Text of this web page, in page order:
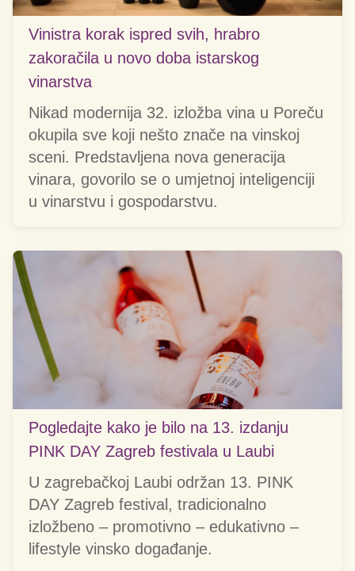
Vinistra korak ispred svih, hrabro
zakoračila u novo doba istarskog
vinarstva
Nikad modernija 32. izložba vina u Poreču
okupila sve koji nešto znače na vinskoj
sceni. Predstavljena nova generacija
vinara, govorilo se o umjetnoj inteligenciji
u vinarstvu i gospodarstvu.
Pogledajte kako je bilo na 13. izdanju
PINK DAY Zagreb festivala u Laubi
U zagrebačkoj Laubi održan 13. PINK
DAY Zagreb festival, tradicionalno
izložbeno – promotivno – edukativno –
lifestyle vinsko događanje.